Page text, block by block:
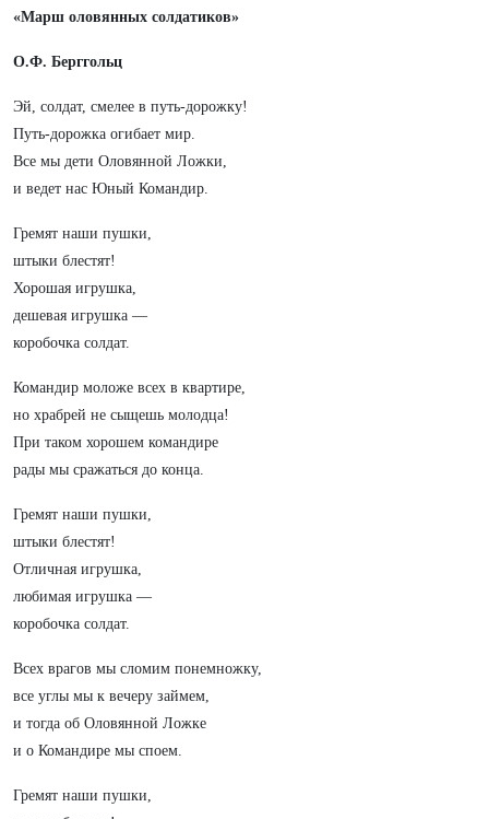
«Марш оловянных солдатиков»
О.Ф. Берггольц
Эй, солдат, смелее в путь-дорожку!
Путь-дорожка огибает мир.
Все мы дети Оловянной Ложки,
и ведет нас Юный Командир.
Гремят наши пушки,
штыки блестят!
Хорошая игрушка,
дешевая игрушка —
коробочка солдат.
Командир моложе всех в квартире,
но храбрей не сыщешь молодца!
При таком хорошем командире
рады мы сражаться до конца.
Гремят наши пушки,
штыки блестят!
Отличная игрушка,
любимая игрушка —
коробочка солдат.
Всех врагов мы сломим понемножку,
все углы мы к вечеру займем,
и тогда об Оловянной Ложке
и о Командире мы споем.
Гремят наши пушки,